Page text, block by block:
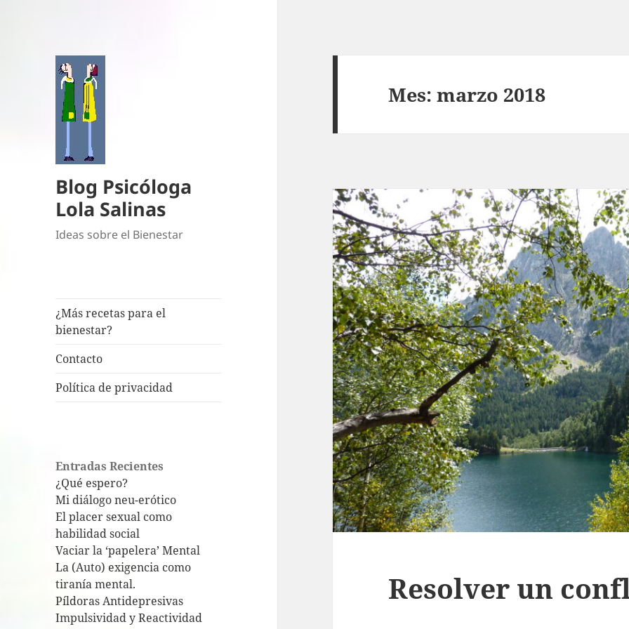
Blog Psicóloga
Lola Salinas
Ideas sobre el Bienestar
¿Más recetas para el
bienestar?
Contacto
Política de privacidad
Entradas Recientes
¿Qué espero?
Mi diálogo neu-erótico
El placer sexual como
habilidad social
Vaciar la ‘papelera’ Mental
La (Auto) exigencia como
tiranía mental.
Píldoras Antidepresivas
Impulsividad y Reactividad
Mes:marzo 2018
Resolver un